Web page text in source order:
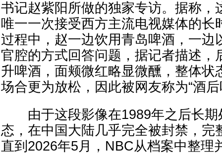
书记赵紫阳所做的独家专访。据称，
唯一一次接受西方主流电视媒体的长
过程中，赵一边饮用青岛啤酒，一边
官腔的方式回答问题，据记者描述，
升啤酒，面颊微红略显微醺，整体状
场合更为放松，因此被网友称为“酒后
由于这段影像在1989年之后长期
态，在中国大陆几乎完全被封禁，完
直到2026年5月，NBC从档案中整理